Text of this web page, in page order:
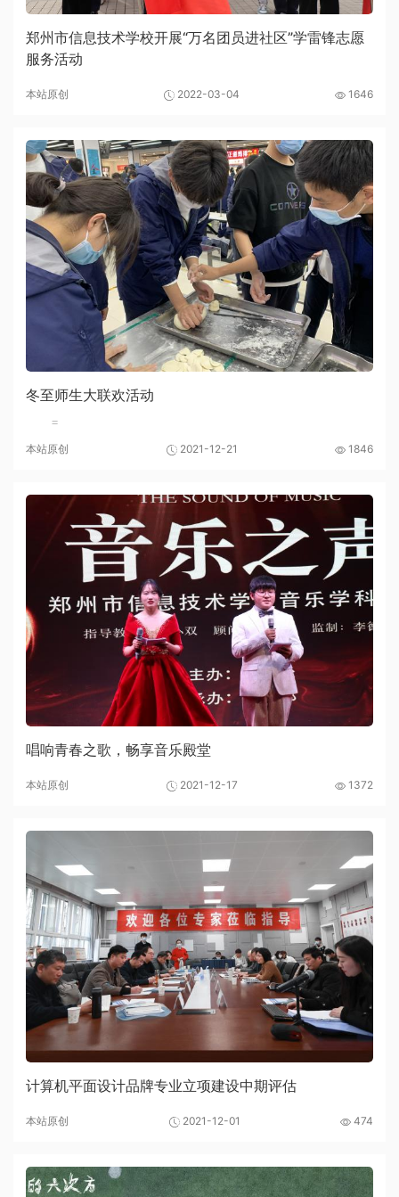
郑州市信息技术学校开展“万名团员进社区”学雷锋志愿
服务活动
本站原创 2022-03-04 1646
冬至师生大联欢活动
=
本站原创 2021-12-21 1846
唱响青春之歌，畅享音乐殿堂
本站原创 2021-12-17 1372
计算机平面设计品牌专业立项建设中期评估
本站原创 2021-12-01 474